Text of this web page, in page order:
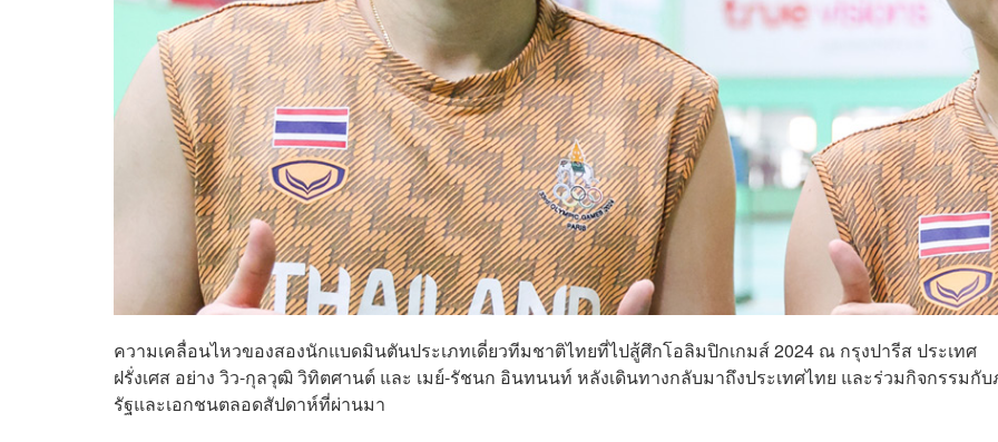
ความเคลื่อนไหวของสองนักแบดมินตันประเภทเดี่ยวทีมชาติไทยที่ไปสู้ศึกโอลิมปิกเกมส์ 2024 ณ กรุงปารีส ประเทศ
ฝรั่งเศส อย่าง วิว-กุลวุฒิ วิทิตศานต์ และ เมย์-รัชนก อินทนนท์ หลังเดินทางกลับมาถึงประเทศไทย และร่วมกิจกรรมกั
รัฐและเอกชนตลอดสัปดาห์ที่ผ่านมา